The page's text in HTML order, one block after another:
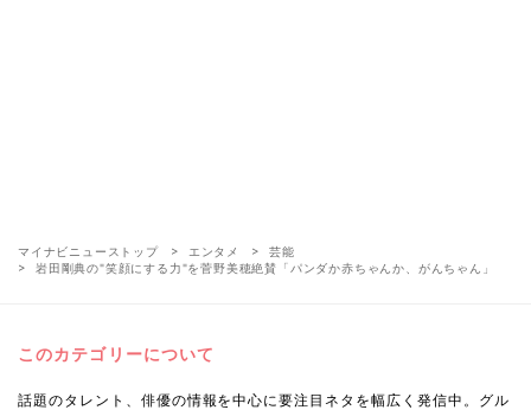
マイナビニューストップ エンタメ
芸能
岩田剛典の"笑顔にする力"を菅野美穂絶賛「パンダか赤ちゃんか、がんちゃん」
このカテゴリーについて
話題のタレント、俳優の情報を中心に要注目ネタを幅広く発信中。グル